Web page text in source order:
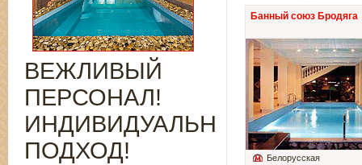
Банный союз Бродяга
Белорусская
ВЕЖЛИВЫЙ
ПЕРСОНАЛ!
ИНДИВИДУАЛЬНЫЙ
ПОДХОД!